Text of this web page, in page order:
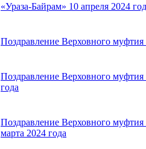
«Ураза-Байрам» 10 апреля 2024
Поздравление Верховного муфтия
Поздравление Верховного муфтия
года
Поздравление Верховного
марта 2024 года